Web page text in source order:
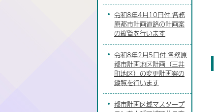
令和8年4月10日付 各務
原都市計画道路の計画案
の縦覧を行います
令和8年2月5日付 各務原
都市計画地区計画（三井
町地区）の変更計画案の
縦覧を行います
都市計画区域マスタープ